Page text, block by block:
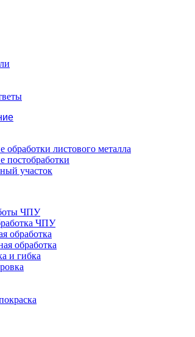
обработки листового металла
постобработки
участок
ЧПУ
ЧПУ
обработка
обработка
и гибка